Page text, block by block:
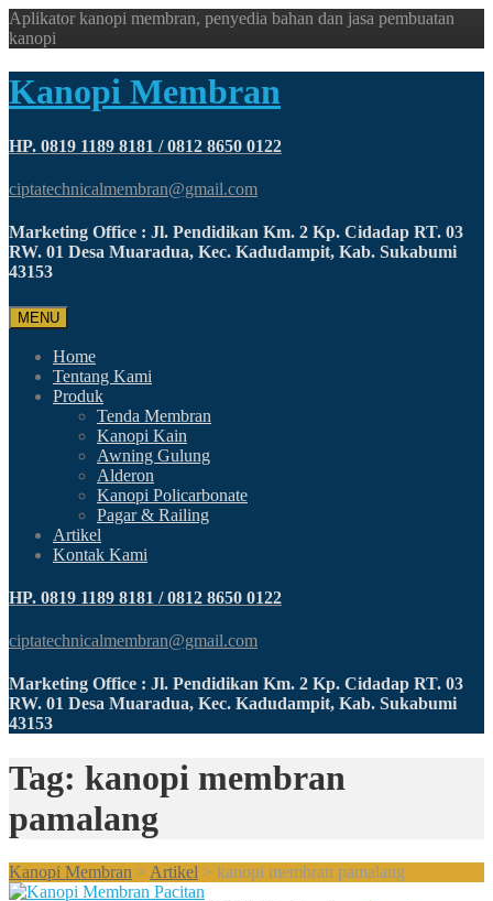
Aplikator kanopi membran, penyedia bahan dan jasa pembuatan
kanopi
Kanopi Membran
HP. 0819 1189 8181 / 0812 8650 0122
ciptatechnicalmembran@gmail.com
Marketing Office : Jl. Pendidikan Km. 2 Kp. Cidadap RT. 03
RW. 01 Desa Muaradua, Kec. Kadudampit, Kab. Sukabumi
43153
MENU
Home
Tentang Kami
Produk
Tenda Membran
Kanopi Kain
Awning Gulung
Alderon
Kanopi Policarbonate
Pagar & Railing
Artikel
Kontak Kami
HP. 0819 1189 8181 / 0812 8650 0122
ciptatechnicalmembran@gmail.com
Marketing Office : Jl. Pendidikan Km. 2 Kp. Cidadap RT. 03
RW. 01 Desa Muaradua, Kec. Kadudampit, Kab. Sukabumi
43153
Tag: kanopi membran
pamalang
Kanopi Membran > Artikel > kanopi membran pamalang